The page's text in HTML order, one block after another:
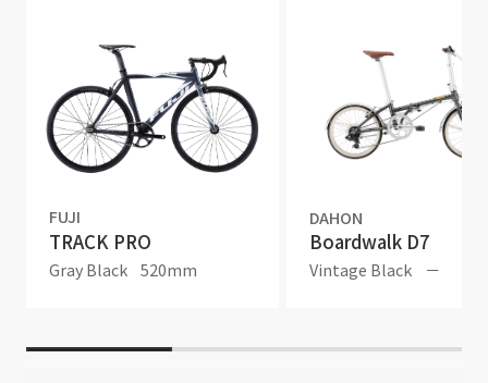
FUJI
TRACK PRO
Gray Black 520mm
DAHON
Boardwalk D7
Vintage Black －